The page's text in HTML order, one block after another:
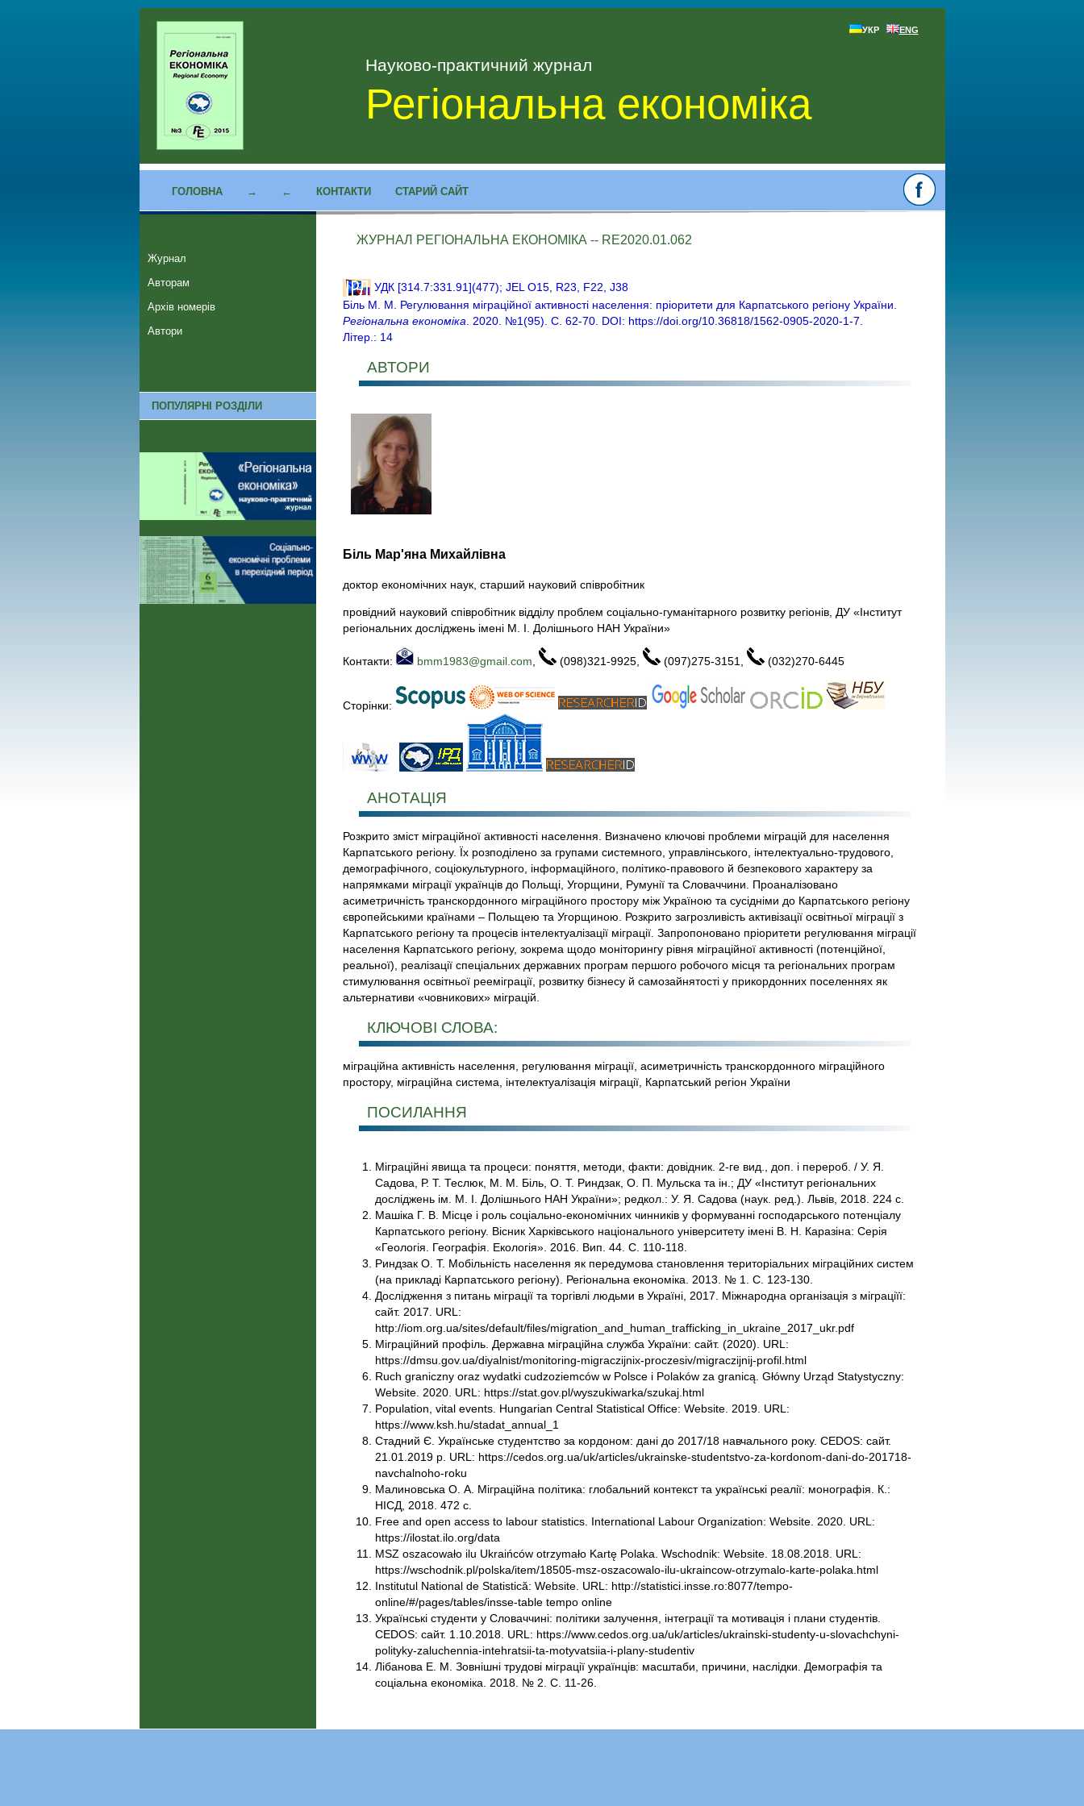
Науково-практичний журнал
УКР ENG
Регіональна економіка
ГОЛОВНА → ← КОНТАКТИ СТАРИЙ САЙТ
Журнал
Авторам
Архів номерів
Автори
ПОПУЛЯРНІ РОЗДІЛИ
ЖУРНАЛ РЕГІОНАЛЬНА ЕКОНОМІКА -- RE2020.01.062
УДК [314.7:331.91](477); JEL О15, R23, F22, J38
Біль М. М. Регулювання міграційної активності населення: пріоритети для Карпатського регіону України.
Регіональна економіка. 2020. №1(95). С. 62-70. DOI: https://doi.org/10.36818/1562-0905-2020-1-7.
Літер.: 14
АВТОРИ
Біль Мар'яна Михайлівна
доктор економічних наук, старший науковий співробітник
провідний науковий співробітник відділу проблем соціально-гуманітарного розвитку регіонів, ДУ «Інститут
регіональних досліджень імені М. І. Долішнього НАН України»
Контакти: bmm1983@gmail.com (098)321-9925, (097)275-3151, (032)270-6445
Сторінки:
АНОТАЦІЯ
Розкрито зміст міграційної активності населення. Визначено ключові проблеми міграцій для населення
Карпатського регіону. Їх розподілено за групами системного, управлінського, інтелектуально-трудового,
демографічного, соціокультурного, інформаційного, політико-правового й безпекового характеру за
напрямками міграції українців до Польщі, Угорщини, Румунії та Словаччини. Проаналізовано
асиметричність транскордонного міграційного простору між Україною та сусідніми до Карпатського регіону
європейськими країнами – Польщею та Угорщиною. Розкрито загрозливість активізації освітньої міграції з
Карпатського регіону та процесів інтелектуалізації міграції. Запропоновано пріоритети регулювання міграції
населення Карпатського регіону, зокрема щодо моніторингу рівня міграційної активності (потенційної,
реальної), реалізації спеціальних державних програм першого робочого місця та регіональних програм
стимулювання освітньої рееміграції, розвитку бізнесу й самозайнятості у прикордонних поселеннях як
альтернативи «човникових» міграцій.
КЛЮЧОВІ СЛОВА:
міграційна активність населення, регулювання міграції, асиметричність транскордонного міграційного
простору, міграційна система, інтелектуалізація міграції, Карпатський регіон України
ПОСИЛАННЯ
Міграційні явища та процеси: поняття, методи, факти: довідник. 2-ге вид., доп. і перероб. / У. Я.
Садова, Р. Т. Теслюк, М. М. Біль, О. Т. Риндзак, О. П. Мульска та ін.; ДУ «Інститут регіональних
досліджень ім. М. І. Долішнього НАН України»; редкол.: У. Я. Садова (наук. ред.). Львів, 2018. 224 с.
Машіка Г. В. Місце і роль соціально-економічних чинників у формуванні господарського потенціалу
Карпатського регіону. Вісник Харківського національного університету імені В. Н. Каразіна: Серія
«Геологія. Географія. Екологія». 2016. Вип. 44. С. 110-118.
Риндзак О. Т. Мобільність населення як передумова становлення територіальних міграційних систем
(на прикладі Карпатського регіону). Регіональна економіка. 2013. № 1. С. 123-130.
Дослідження з питань міграції та торгівлі людьми в Україні, 2017. Міжнародна організація з міграціїї:
сайт. 2017. URL:
http://iom.org.ua/sites/default/files/migration_and_human_trafficking_in_ukraine_2017_ukr.pdf
Міграційний профіль. Державна міграційна служба України: сайт. (2020). URL:
https://dmsu.gov.ua/diyalnist/monitoring-migraczijnix-proczesiv/migraczijnij-profil.html
Ruch graniczny oraz wydatki cudzoziemców w Polsce i Polaków za granicą. Główny Urząd Statystyczny:
Website. 2020. URL: https://stat.gov.pl/wyszukiwarka/szukaj.html
Population, vital events. Hungarian Central Statistical Office: Website. 2019. URL:
https://www.ksh.hu/stadat_annual_1
Стадний Є. Українське студентство за кордоном: дані до 2017/18 навчального року. CEDOS: сайт.
21.01.2019 р. URL: https://cedos.org.ua/uk/articles/ukrainske-studentstvo-za-kordonom-dani-do-201718-
navchalnoho-roku
Малиновська О. А. Міграційна політика: глобальний контекст та українські реалії: монографія. К.:
НІСД, 2018. 472 с.
Free and open access to labour statistics. International Labour Organization: Website. 2020. URL:
https://ilostat.ilo.org/data
MSZ oszacowało ilu Ukraińców otrzymało Kartę Polaka. Wschodnik: Website. 18.08.2018. URL:
https://wschodnik.pl/polska/item/18505-msz-oszacowalo-ilu-ukraincow-otrzymalo-karte-polaka.html
Institutul National de Statistică: Website. URL: http://statistici.insse.ro:8077/tempo-
online/#/pages/tables/insse-table tempo online
Українські студенти у Словаччині: політики залучення, інтеграції та мотивація і плани студентів.
CEDOS: сайт. 1.10.2018. URL: https://www.cedos.org.ua/uk/articles/ukrainski-studenty-u-slovachchyni-
polityky-zaluchennia-intehratsii-ta-motyvatsiia-i-plany-studentiv
Лібанова Е. М. Зовнішні трудові міграції українців: масштаби, причини, наслідки. Демографія та
соціальна економіка. 2018. № 2. С. 11-26.